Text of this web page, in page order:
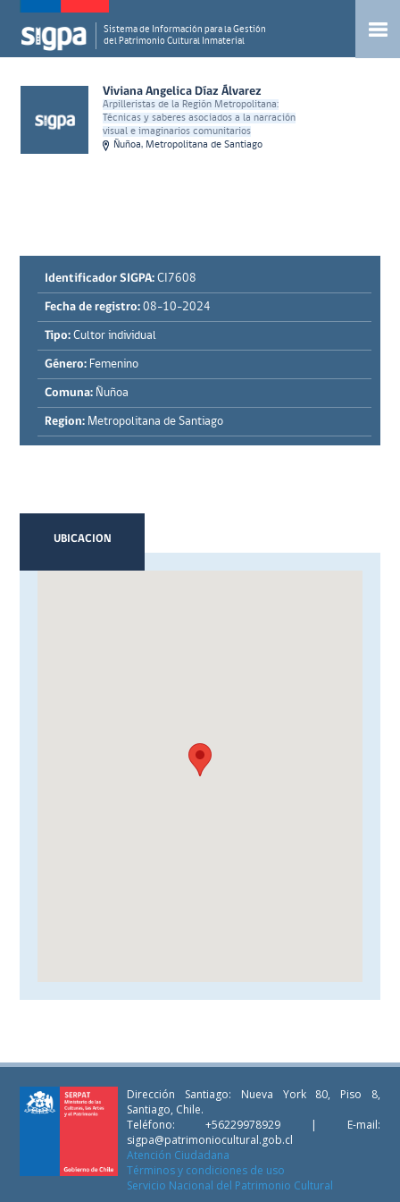
Sistema de Información para la Gestión
del Patrimonio Cultural Inmaterial
Viviana Angelica Díaz Álvarez
Arpilleristas de la Región Metropolitana:
Técnicas y saberes asociados a la narración
visual e imaginarios comunitarios
Ñuñoa, Metropolitana de Santiago
Identificador SIGPA: CI7608
Fecha de registro: 08-10-2024
Tipo: Cultor individual
Género: Femenino
Comuna: Ñuñoa
Region: Metropolitana de Santiago
UBICACION
Dirección Santiago: Nueva York 80, Piso 8,
Santiago, Chile.
Teléfono: +56229978929 | E-mail:
sigpa@patrimoniocultural.gob.cl
Atención Ciudadana
Términos y condiciones de uso
Servicio Nacional del Patrimonio Cultural